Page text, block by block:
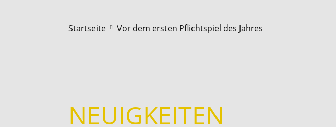
Startseite  Vor dem ersten Pflichtspiel des Jahres
NEUIGKEITEN